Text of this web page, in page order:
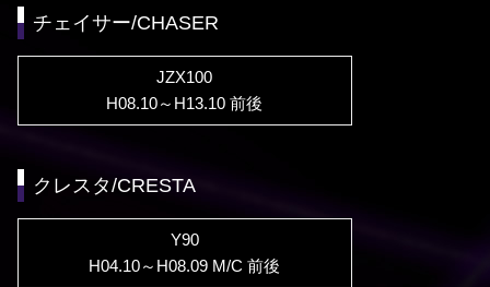
チェイサー/CHASER
JZX100
H08.10～H13.10 前後
クレスタ/CRESTA
Y90
H04.10～H08.09 M/C 前後